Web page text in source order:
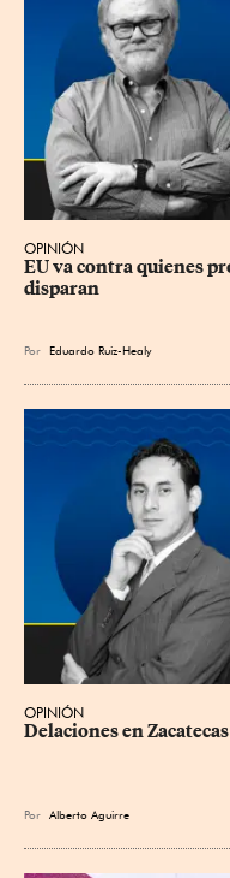
OPINIÓN
EU va contra quienes
disparan
Por Eduardo Ruiz-Healy
OPINIÓN
Delaciones en Zacatecas
Por Alberto Aguirre